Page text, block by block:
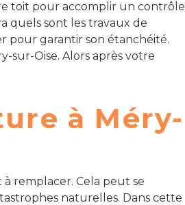
toit pour accomplir un contrôle
quels sont les travaux de
pour garantir son étanchéité.
sur-Oise. Alors après votre
à Méry-
remplacer. Cela peut se
naturelles. Dans cette